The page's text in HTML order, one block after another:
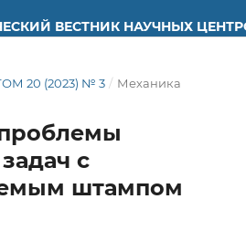
ВЕСТНИК НАУЧНЫХ
20 (2023) № 3 / Механика
с
штампом